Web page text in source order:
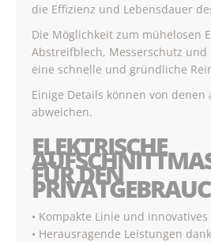
die Effizienz und Lebensdauer
Die Möglichkeit zum mühelosen
Abstreifblech, Messerschutz
eine schnelle und gründliche
Einige Details können von denen
abweichen.
ELEKTRISCHE
FÜR DEN
• Kompakte Linie und innovatives
• Herausragende Leistungen